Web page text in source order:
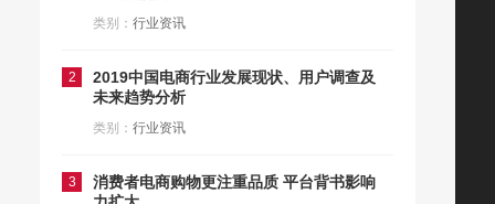
类别： 行业资讯
2
2019中国电商行业发展现状、用户调查及
未来趋势分析
类别： 行业资讯
3
消费者电商购物更注重品质 平台背书影响